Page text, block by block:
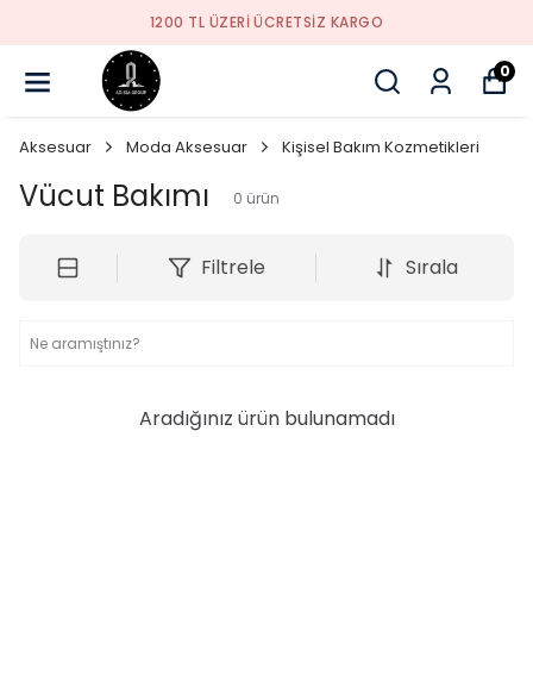
1200 TL ÜZERI ÜCRETSIZ KARGO
0
Aksesuar Moda Aksesuar Kişisel Bakım Kozmetikleri
Vücut Bakımı 0 ürün
Filtrele Sırala
Aradığınız ürün bulunamadı